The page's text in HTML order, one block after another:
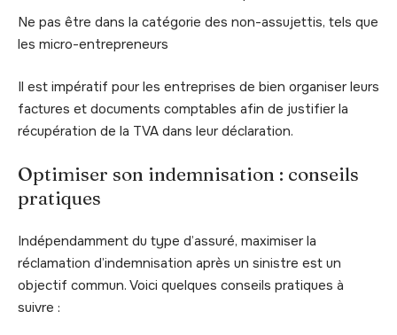
Ne pas être dans la catégorie des non-assujettis, tels que
les micro-entrepreneurs
Il est impératif pour les entreprises de bien organiser leurs
factures et documents comptables afin de justifier la
récupération de la TVA dans leur déclaration.
Optimiser son indemnisation : conseils
pratiques
Indépendamment du type d’assuré, maximiser la
réclamation d’indemnisation après un sinistre est un
objectif commun. Voici quelques conseils pratiques à
suivre :